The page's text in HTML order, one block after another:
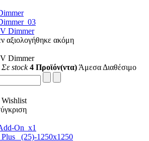
Dimmer
αξιολογήθηκε ακόμη
Dimmer
Σε stock 4 Προϊόν(ντα) Άμεσα Διαθέσιμο